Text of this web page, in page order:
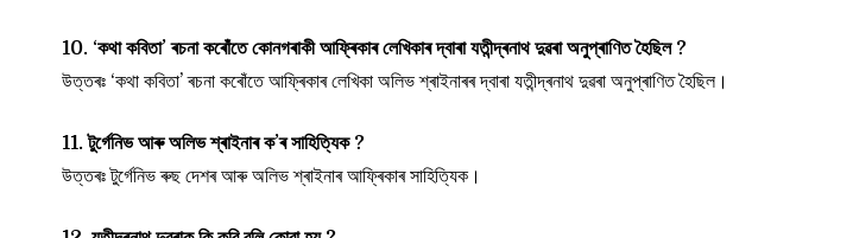
10. ‘কথা কবিতা’ ৰচনা কৰোঁতে কোনগৰাকী আফ্ৰিকাৰ লেখিকাৰ দ্বাৰা যতীন্দ্ৰনাথ দুৱৰা অনুপ্ৰাণিত হৈছিল ?
উত্তৰঃ ‘কথা কবিতা’ ৰচনা কৰোঁতে আফ্ৰিকাৰ লেখিকা অলিভ শ্ৰাইনাৰৰ দ্বাৰা যতীন্দ্ৰনাথ দুৱৰা অনুপ্ৰাণিত হৈছিল।
11. টুৰ্গেনিভ আৰু অলিভ শ্ৰাইনাৰ ক’ৰ সাহিত্যিক ?
উত্তৰঃ টুৰ্গেনিভ ৰুছ দেশৰ আৰু অলিভ শ্ৰাইনাৰ আফ্ৰিকাৰ সাহিত্যিক।